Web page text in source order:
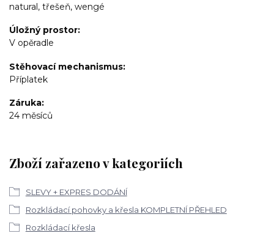
natural, třešeň, wengé
Úložný prostor
V opěradle
Stěhovací mechanismus
Příplatek
Záruka
24 měsíců
Zboží zařazeno v kategoriích
SLEVY + EXPRES DODÁNÍ
Rozkládací pohovky a křesla KOMPLETNÍ PŘEHLED
Rozkládací křesla